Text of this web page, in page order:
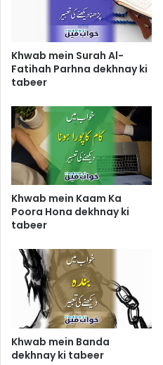
Khwab mein Surah Al-
Fatihah Parhna dekhnay ki
tabeer
Khwab mein Kaam Ka
Poora Hona dekhnay ki
tabeer
Khwab mein Banda
dekhnay ki tabeer